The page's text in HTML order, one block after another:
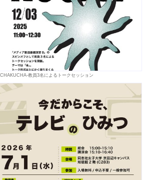
教員3名によるトークセッション